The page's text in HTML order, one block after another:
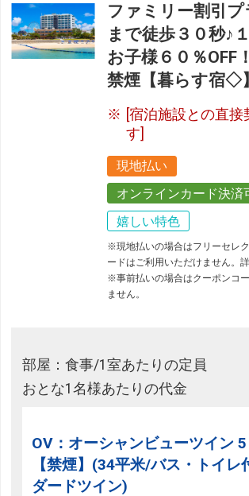
ファミリー割引
まで徒歩３０秒♪
お子様６０％OFF
禁煙【暮らす宿◇】
[宿泊施設との直接
す]
現地払い
オンラインカード決済
嬉しい特色
※現地払いの場合はフリーセレ
ードはご利用いただけません。
※事前払いの場合はクーポンコ
ません。
部屋：食事/1室あたりの定員
おとな1名様あたりの代金
OV：オーシャンビューツイン
【禁煙】(34平米/バス・トイレ
ダードツイン)